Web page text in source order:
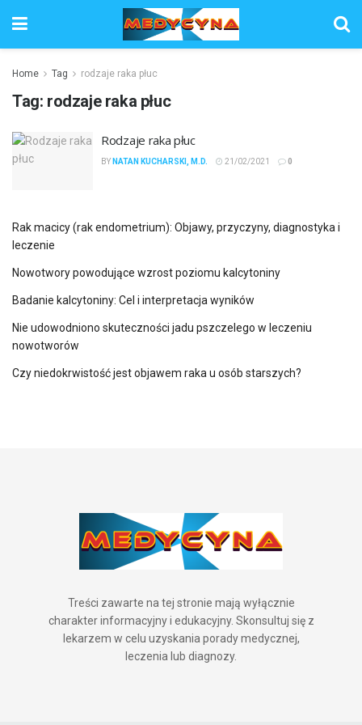
Home Tag rodzaje raka płuc
Tag: rodzaje raka płuc
Rodzaje raka płuc
BY NATAN KUCHARSKI, M.D. 21/02/2021 0
Rak macicy (rak endometrium): Objawy, przyczyny, diagnostyka i
leczenie
Nowotwory powodujące wzrost poziomu kalcytoniny
Badanie kalcytoniny: Cel i interpretacja wyników
Nie udowodniono skuteczności jadu pszczelego w leczeniu
nowotworów
Czy niedokrwistość jest objawem raka u osób starszych?
Treści zawarte na tej stronie mają wyłącznie
charakter informacyjny i edukacyjny. Skonsultuj się z
lekarzem w celu uzyskania porady medycznej,
leczenia lub diagnozy.